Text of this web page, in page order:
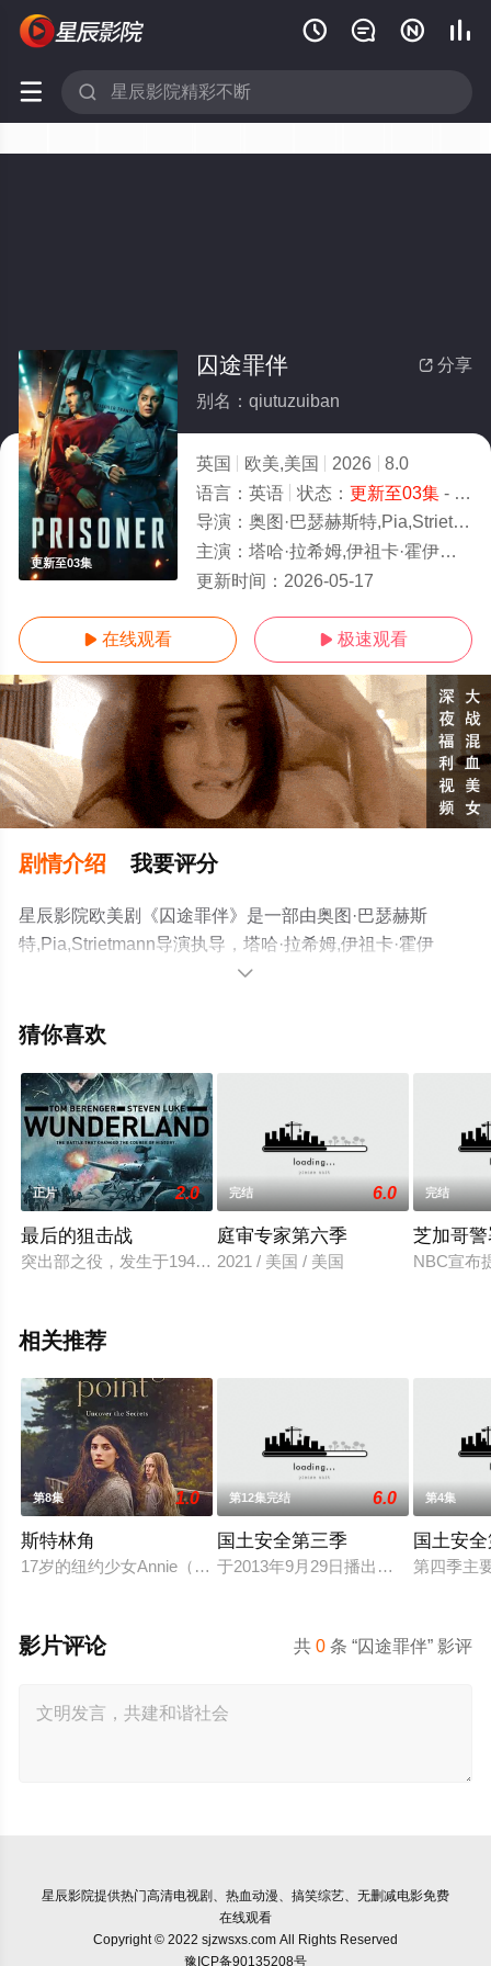
   
 
更新至03集
 分享
囚途罪伴
别名：qiutuzuiban
英国 欧美,美国 2026
8.0
语言： 英语 状态： 更新至03集- 免费在线观看
导演： 奥图·巴瑟赫斯特,Pia,Strietmann
主演： 塔哈·拉希姆,伊祖卡·霍伊尔,Jessica,Barker-Wren,丹尼尔·贝茨,芬恩·本
更新时间： 2026-05-17
 在线观看  极速观看
剧情介绍 我要评分
星辰影院欧美剧《囚途罪伴》是一部由奥图·巴瑟赫斯
特,Pia,Strietmann导演执导，塔哈·拉希姆,伊祖卡·霍伊
尔,Jessica,Barker-Wren,丹尼尔·贝茨,芬恩·本尼特,乔丹·朗,
·戴维森,肯·恩沃苏,莉奥妮·贝尼希,山姆·特劳顿,布莱恩·F·奥
电视剧，手机免费观看高清未删减完整版电视剧全集就来
星辰影视，更多相关信息可移步至豆瓣电视剧、电视猫或
剧情网等平台了解。

猜你喜欢
正片 2.0
最后的狙击战
突出部之役，发生于1944年12月16日到1945年1月25日，是指
完结 6.0
庭审专家第六季
2021 / 美国 / 美国
完结
芝加哥
NBC宣布
相关推荐
第8集 1.0
斯特林角
17岁的纽约少女Annie（艾拉·鲁宾 饰）和双胞胎哥哥由养父抚
第12集完结 6.0
国土安全第三季
于2013年9月29日播出的《国土》第
第4集
国土安
第四季主
共0 条 “囚途罪伴” 影评
影片评论
星辰影院提供热门高清电视剧、热血动漫、搞笑综艺、无删减电影免费
在线观看
Copyright © 2022 sjzwsxs.com All Rights Reserved
豫ICP备90135208号